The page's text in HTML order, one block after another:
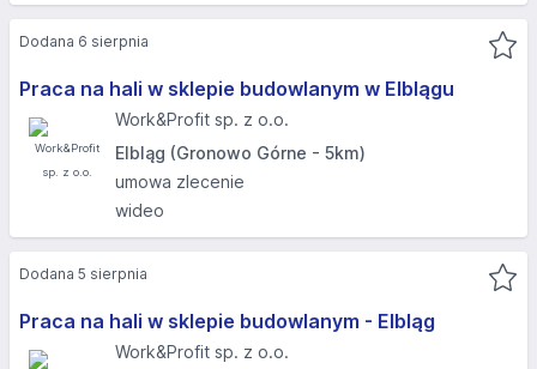
Praca na hali w sklepie budowlanym w Elblągu
Work&Profit sp. z o.o.
Elbląg (Gronowo Górne - 5km)
umowa zlecenie
wideo
Dodana 6 sierpnia
Praca na hali w sklepie budowlanym - Elbląg
Work&Profit sp. z o.o.
Dodana 5 sierpnia